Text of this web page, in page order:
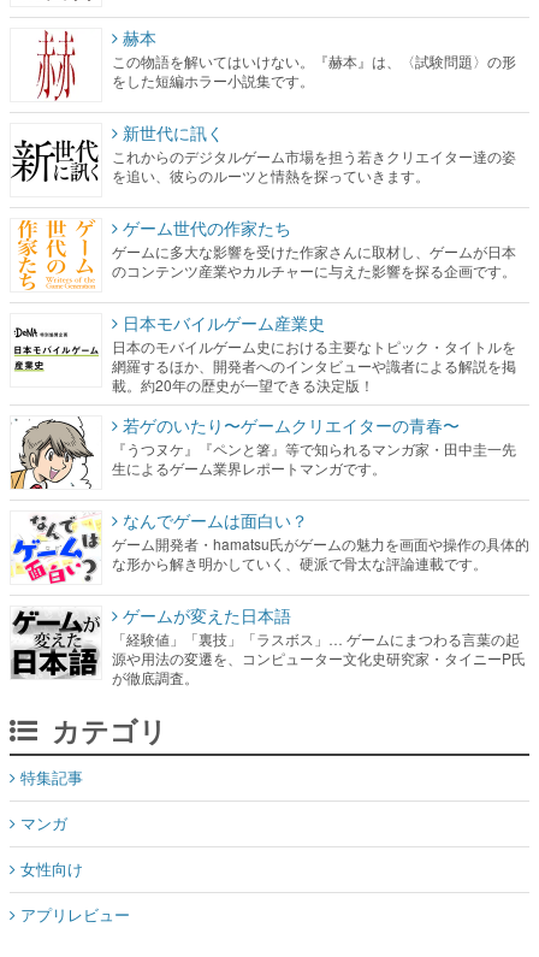
赫本
この物語を解いてはいけない。『赫本』は、〈試験問題〉の形
をした短編ホラー小説集です。
新世代に訊く
これからのデジタルゲーム市場を担う若きクリエイター達の姿
を追い、彼らのルーツと情熱を探っていきます。
ゲーム世代の作家たち
ゲームに多大な影響を受けた作家さんに取材し、ゲームが日本
のコンテンツ産業やカルチャーに与えた影響を探る企画です。
日本モバイルゲーム産業史
日本のモバイルゲーム史における主要なトピック・タイトルを
網羅するほか、開発者へのインタビューや識者による解説を掲
載。約20年の歴史が一望できる決定版！
若ゲのいたり〜ゲームクリエイターの青春〜
『うつヌケ』『ペンと箸』等で知られるマンガ家・田中圭一先
生によるゲーム業界レポートマンガです。
なんでゲームは面白い？
ゲーム開発者・hamatsu氏がゲームの魅力を画面や操作の具体的
な形から解き明かしていく、硬派で骨太な評論連載です。
ゲームが変えた日本語
「経験値」「裏技」「ラスボス」… ゲームにまつわる言葉の起
源や用法の変遷を、コンピューター文化史研究家・タイニーP氏
が徹底調査。
カテゴリ
特集記事
マンガ
女性向け
アプリレビュー